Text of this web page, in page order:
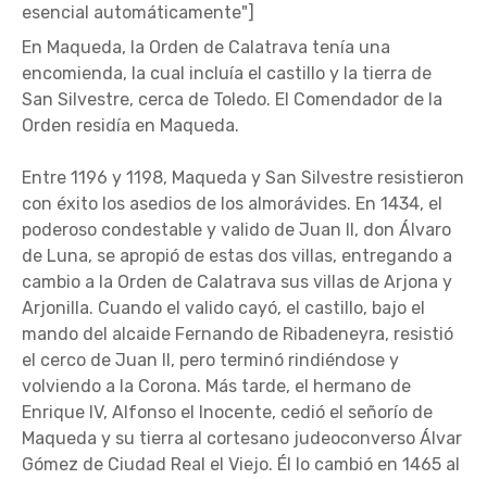
esencial automáticamente"]
En Maqueda, la Orden de Calatrava tenía una
encomienda, la cual incluía el castillo y la tierra de
San Silvestre, cerca de Toledo. El Comendador de la
Orden residía en Maqueda.
Entre 1196 y 1198, Maqueda y San Silvestre resistieron
con éxito los asedios de los almorávides. En 1434, el
poderoso condestable y valido de Juan II, don Álvaro
de Luna, se apropió de estas dos villas, entregando a
cambio a la Orden de Calatrava sus villas de Arjona y
Arjonilla. Cuando el valido cayó, el castillo, bajo el
mando del alcaide Fernando de Ribadeneyra, resistió
el cerco de Juan II, pero terminó rindiéndose y
volviendo a la Corona. Más tarde, el hermano de
Enrique IV, Alfonso el Inocente, cedió el señorío de
Maqueda y su tierra al cortesano judeoconverso Álvar
Gómez de Ciudad Real el Viejo. Él lo cambió en 1465 al